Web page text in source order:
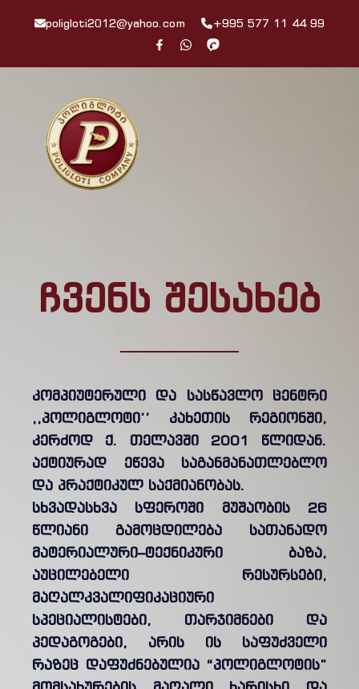
poligloti2012@yahoo.com +995 577 11 44 99
ჩვენს შესახებ
კომპიუტერული და სასწავლო ცენტრი
,,პოლიგლოტი’’ კახეთის რეგიონში,
კერძოდ ქ. თელავში 2001 წლიდან.
აქტიურად ეწევა საგანმანათლებლო
და პრაქტიკულ საქმიანობას.
სხვადასხვა სფეროში მუშაობის 26
წლიანი გამოცდილება სათანადო
მატერიალური–ტექნიკური ბაზა,
აუცილებელი რესურსები,
მაღალკვალიფიკაციური
სპეციალისტები, თარჯიმნები და
პედაგოგები, არის ის საფუძველი
რაზეც დაფუძნებულია “პოლიგლოტის”